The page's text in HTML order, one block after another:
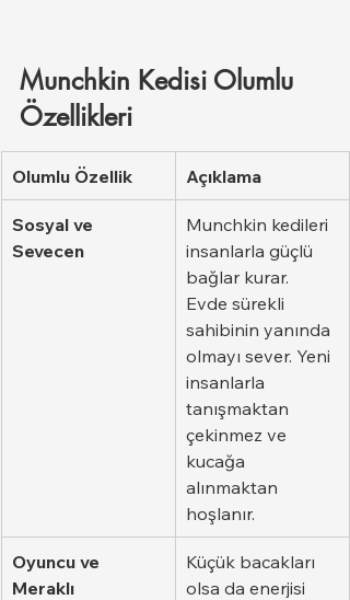
Munchkin Kedisi Olumlu
Özellikleri
Olumlu Özellik Açıklama
Sosyal ve
Sevecen
Munchkin kedileri
insanlarla güçlü
bağlar kurar.
Evde sürekli
sahibinin yanında
olmayı sever. Yeni
insanlarla
tanışmaktan
çekinmez ve
kucağa
alınmaktan
hoşlanır.
Oyuncu ve
Meraklı
Küçük bacakları
olsa da enerjisi